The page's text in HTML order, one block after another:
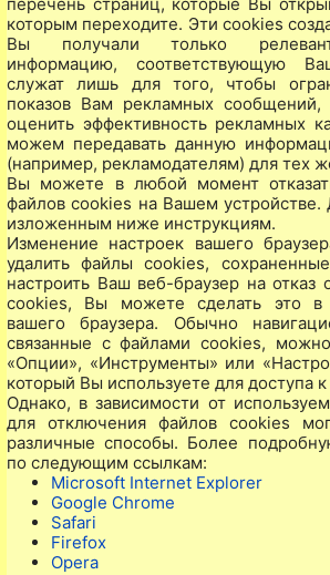
перечень страниц, которые Вы
которым переходите. Эти cookies
Вы получали только
информацию, соответствующую
служат лишь для того, чтобы
показов Вам рекламных
оценить эффективность рекламных
можем передавать данную
(например, рекламодателям) для тех
Вы можете в любой момент
файлов cookies на Вашем устройстве.
изложенным ниже инструкциям.
Изменение настроек вашего
удалить файлы cookies,
настроить Ваш веб-браузер на отказ
cookies, Вы можете сделать это в
вашего браузера. Обычно
связанные с файлами cookies,
«Опции», «Инструменты» или
который Вы используете для доступа к
Однако, в зависимости от
для отключения файлов cookies
различные способы. Более
по следующим ссылкам:
Microsoft Internet Explorer
Google Chrome
Safari
Firefox
Opera